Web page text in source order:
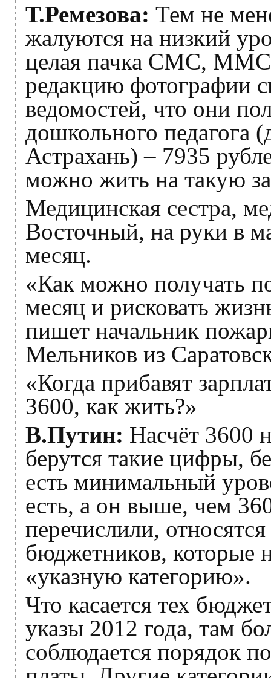
Т.Ремезова: Тем не
жалуются на низкий
целая пачка СМС,
редакцию фотографии
ведомостей, что они
дошкольного педагога
Астрахань) – 7935
можно жить на такую
Медицинская сестра,
Восточный, на руки в
месяц.
«Как можно получать
месяц и рисковать
пишет начальник
Мельников из
«Когда прибавят
3600, как жить?»
В.Путин: Насчёт 3600
берутся такие цифры,
есть минимальный
есть, а он выше, чем
перечислили,
бюджетников, которые
«указную категорию».
Что касается тех
указы 2012 года, там
соблюдается порядок